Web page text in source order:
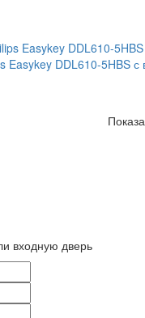
Easykey DDL610-5HBS
входную дверь